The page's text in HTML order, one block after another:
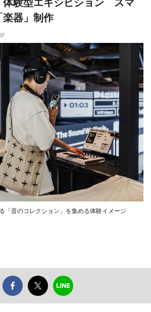
体験型エキシビション スマ
器」制作
「音のコレクション」を集める体験イメージ